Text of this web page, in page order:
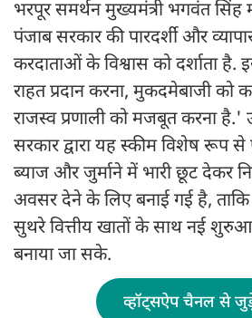
भरपूर समर्थन मुख्यमंत्री भगवंत सिंह
पंजाब सरकार की पारदर्शी और
करदाताओं के विश्वास को दर्शाता है.
राहत प्रदान करना, मुकदमेबाजी को
राजस्व प्रणाली को मजबूत करना है.'
सरकार द्वारा यह स्कीम विशेष रूप से
ब्याज और जुर्माने में भारी छूट देकर
अवसर देने के लिए बनाई गई है, ताकि
सुथरे वित्तीय खातों के साथ नई
बनाया जा सके.
व्हॉट्सऐप चैनल से